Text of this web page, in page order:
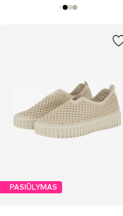
PASIŪLYMAS